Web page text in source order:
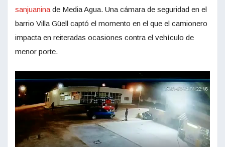
sanjuanina de Media Agua. Una cámara de seguridad en el
barrio Villa Güell captó el momento en el que el camionero
impacta en reiteradas ocasiones contra el vehículo de
menor porte.